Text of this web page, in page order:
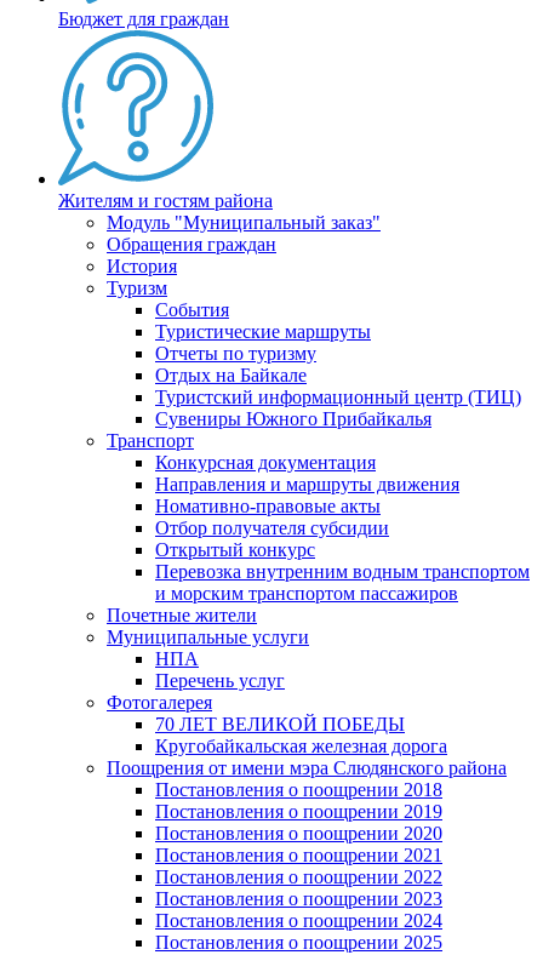
Бюджет для граждан
Жителям и гостям района
Модуль "Муниципальный заказ"
Обращения граждан
История
Туризм
События
Туристические маршруты
Отчеты по туризму
Отдых на Байкале
Туристский информационный центр (ТИЦ)
Сувениры Южного Прибайкалья
Транспорт
Конкурсная документация
Направления и маршруты движения
Номативно-правовые акты
Отбор получателя субсидии
Открытый конкурс
Перевозка внутренним водным транспортом
и морским транспортом пассажиров
Почетные жители
Муниципальные услуги
НПА
Перечень услуг
Фотогалерея
70 ЛЕТ ВЕЛИКОЙ ПОБЕДЫ
Кругобайкальская железная дорога
Поощрения от имени мэра Слюдянского района
Постановления о поощрении 2018
Постановления о поощрении 2019
Постановления о поощрении 2020
Постановления о поощрении 2021
Постановления о поощрении 2022
Постановления о поощрении 2023
Постановления о поощрении 2024
Постановления о поощрении 2025